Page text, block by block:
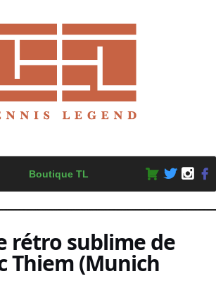
Boutique TL
rétro sublime de
Thiem (Munich